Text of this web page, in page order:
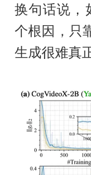
换句话说，
个根因，只
生成很难真